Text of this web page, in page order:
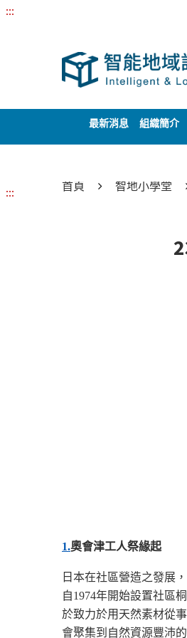
:::
最新消息 組織簡介
::: 首頁 智地小學堂
1.奧會津工人祭緣起
日本在社區營造之發展
自1974年開始設置社區
於致力於用天然素材從
會聚集到自然資源豐沛